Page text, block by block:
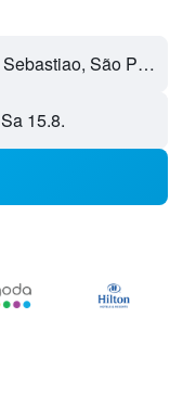
Pontal da Cruz Beach - Sao Sebastiao, São Paulo, Brasilien
Sa 15.8.